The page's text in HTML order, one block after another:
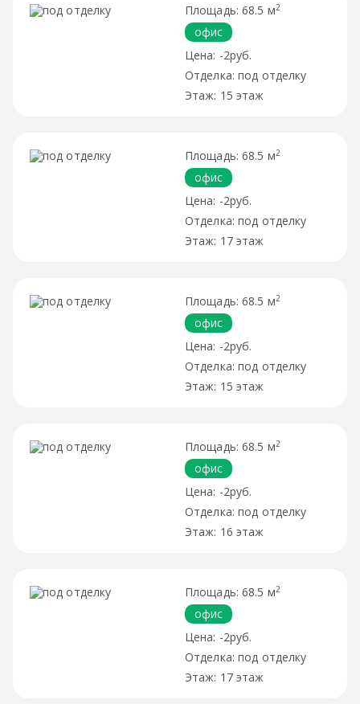
68.5 м2
офис
-2руб.
под отделку
15 этаж
68.5 м2
офис
-2руб.
под отделку
17 этаж
68.5 м2
офис
-2руб.
под отделку
15 этаж
68.5 м2
офис
-2руб.
под отделку
16 этаж
68.5 м2
офис
-2руб.
под отделку
17 этаж